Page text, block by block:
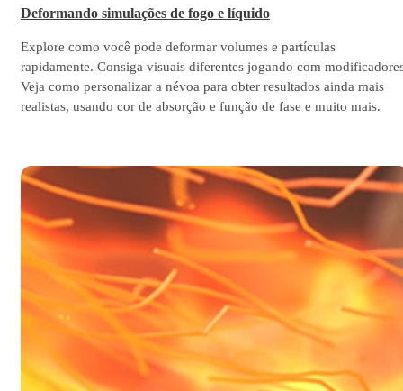
Deformando simulações de fogo e líquido
Explore como você pode deformar volumes e partículas
rapidamente. Consiga visuais diferentes jogando com
Veja como personalizar a névoa para obter resultados ainda mais
realistas, usando cor de absorção e função de fase e muito mais.